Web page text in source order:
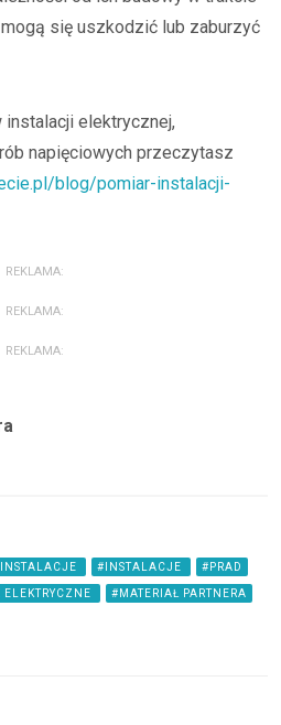
się uszkodzić lub zaburzyć
instalacji elektrycznej,
napięciowych przeczytasz
blog/pomiar-instalacji-
REKLAMA:
REKLAMA:
REKLAMA:
#INSTALACJE #PRAD
#MATERIAŁ PARTNERA